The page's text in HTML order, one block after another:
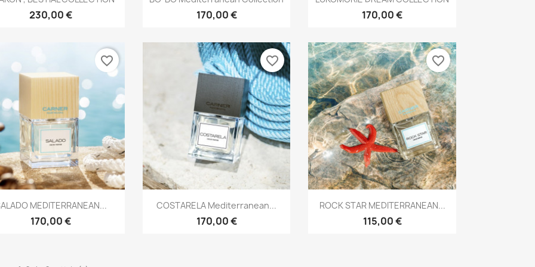
230,00 € 170,00 € 170,00 €
Aperçu rapide
MEDITERRANEAN...
170,00 €
favorite_border
Aperçu rapide
COSTARELA Mediterranean...
170,00 €
favorite_border
Aperçu rapide
ROCK STAR MEDITERRANEAN...
115,00 €
favorite_border